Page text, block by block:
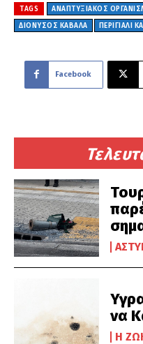
να
Η
TAGS ΑΝΑΠΤΥΞΙΑΚΟΣ
ΔΙΟΝΥΣΟΣ ΚΑΒΑΛΑ
ΠΕΡΙΓΙΑΛΙ
Facebook